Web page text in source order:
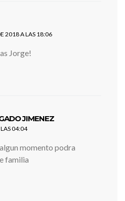
2018 A LAS 18:06
Jorge!
JIMENEZ
04:04
momento podra
familia